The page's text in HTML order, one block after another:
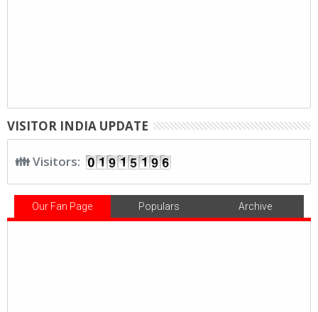
VISITOR INDIA UPDATE
👪 Visitors:
Our Fan Page Populars Archive